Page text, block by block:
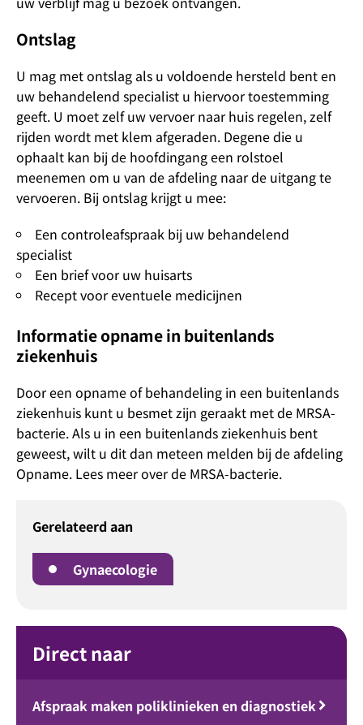
Ontslag
U mag met ontslag als u voldoende hersteld bent en
uw behandelend specialist u hiervoor toestemming
geeft. U moet zelf uw vervoer naar huis regelen, zelf
rijden wordt met klem afgeraden. Degene die u
ophaalt kan bij de hoofdingang een rolstoel
meenemen om u van de afdeling naar de uitgang te
vervoeren. Bij ontslag krijgt u mee:
Een controleafspraak bij uw behandelend
specialist
Een brief voor uw huisarts
Recept voor eventuele medicijnen
Informatie opname in buitenlands
ziekenhuis
Door een opname of behandeling in een buitenlands
ziekenhuis kunt u besmet zijn geraakt met de MRSA-
bacterie. Als u in een buitenlands ziekenhuis bent
geweest, wilt u dit dan meteen melden bij de afdeling
Opname. Lees meer over de MRSA-bacterie.
Gerelateerd aan
Gynaecologie
Direct naar
Afspraak maken poliklinieken en diagnostiek